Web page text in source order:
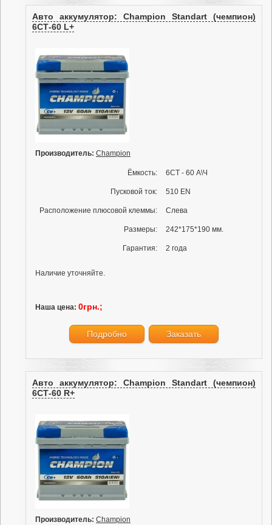
Авто аккумулятор: Champion Standart (чемпион)
6СТ-60 L+
Производитель: Champion
Ёмкость: 6СТ - 60 А\Ч
Пусковой ток: 510 EN
Расположение плюсовой клеммы: Слева
Размеры: 242*175*190 мм.
Гарантия: 2 года
Наличие уточняйте.
Наша цена: 0грн.;
Подробно Заказать
Авто аккумулятор: Champion Standart (чемпион)
6СТ-60 R+
Производитель: Champion